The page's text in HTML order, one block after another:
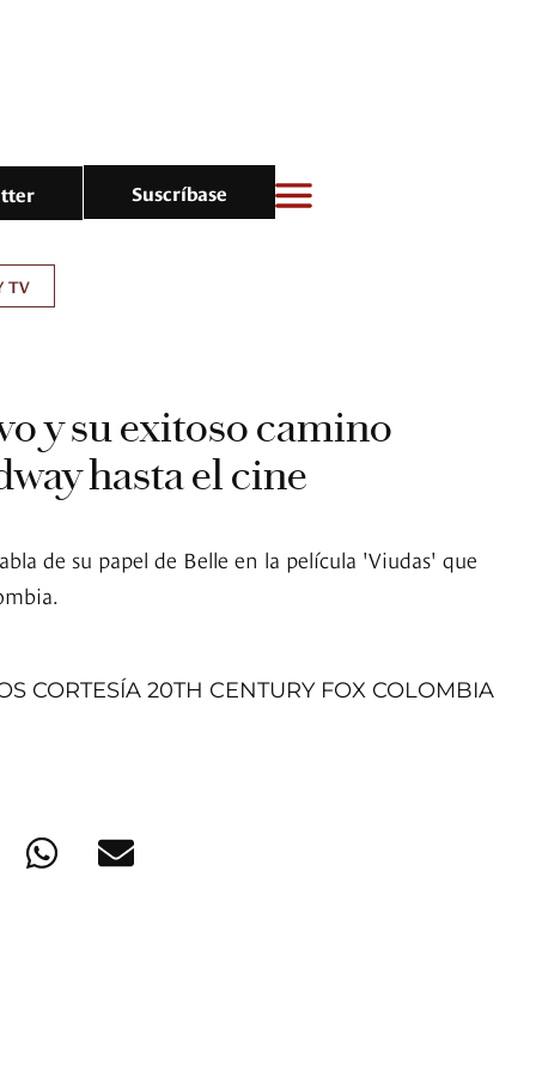
Suscríbase
TV
y su exitoso camino
hasta el cine
de su papel de Belle en la película 'Viudas' que
CORTESÍA 20TH CENTURY FOX COLOMBIA